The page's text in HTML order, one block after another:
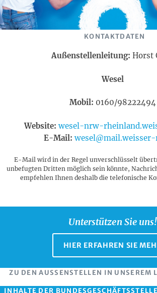
KONTAKTDATEN
Außenstellenleitung: Horst
Wesel
Mobil: 0160/98222494
Website: wesel-nrw-
E-Mail:
E-Mail wird in der Regel unverschlüsselt
unbefugten Dritten möglich sein könnte,
empfehlen Ihnen deshalb die telefonische
Unterstützen Sie uns!
HIER ERFAHREN SIE
ZU DEN AUSSENSTELLEN IN UNSEREM
INHALTE DER BUNDESGESCHÄFTSSTELLE